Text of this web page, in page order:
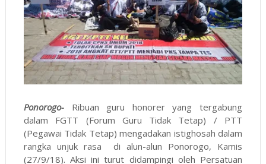
Ponorogo-Ribuan guru honorer yang tergabung
dalam FGTT (Forum Guru Tidak Tetap) / PTT
(Pegawai Tidak Tetap) mengadakan istighosah dalam
rangka unjuk rasa di alun-alun Ponorogo, Kamis
(27/9/18). Aksi ini turut didampingi oleh Persatuan